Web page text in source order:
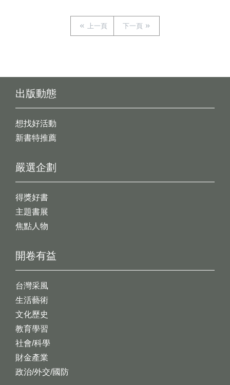
上一頁 下一頁
出版動態
想找好活動
新書特推薦
開卷有益
台灣采風
生活藝術
文化歷史
教育學習
社會/科學
財金產業
政治/外交/國防
嚴選企劃
得獎好書
主題書展
焦點人物